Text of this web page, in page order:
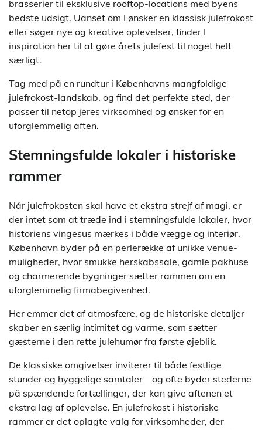
brasserier til eksklusive rooftop-locations med byens
bedste udsigt. Uanset om I ønsker en klassisk julefrokost
eller søger nye og kreative oplevelser, finder I
inspiration her til at gøre årets julefest til noget helt
særligt.
Tag med på en rundtur i Københavns mangfoldige
julefrokost-landskab, og find det perfekte sted, der
passer til netop jeres virksomhed og ønsker for en
uforglemmelig aften.
Stemningsfulde lokaler i historiske
rammer
Når julefrokosten skal have et ekstra strejf af magi, er
der intet som at træde ind i stemningsfulde lokaler, hvor
historiens vingesus mærkes i både vægge og interiør.
København byder på en perlerække af unikke venue-
muligheder, hvor smukke herskabssale, gamle pakhuse
og charmerende bygninger sætter rammen om en
uforglemmelig firmabegivenhed.
Her emmer det af atmosfære, og de historiske detaljer
skaber en særlig intimitet og varme, som sætter
gæsterne i den rette julehumør fra første øjeblik.
De klassiske omgivelser inviterer til både festlige
stunder og hyggelige samtaler – og ofte byder stederne
på spændende fortællinger, der kan give aftenen et
ekstra lag af oplevelse. En julefrokost i historiske
rammer er det oplagte valg for virksomheder, der